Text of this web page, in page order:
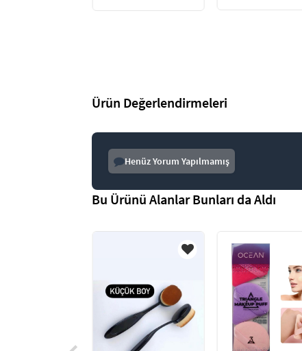
Ürün Değerlendirmeleri
Henüz Yorum Yapılmamış
Bu Ürünü Alanlar Bunları da Aldı